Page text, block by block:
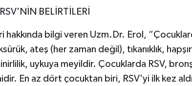
BELİRTİLERİ
hakkında bilgi veren Uzm.Dr. Erol,
ateş (her zaman değil), tıkanıklık,
uykuya meyildir. Çocuklarda RSV,
En az dört çocuktan biri, RSV'yi ilk kez